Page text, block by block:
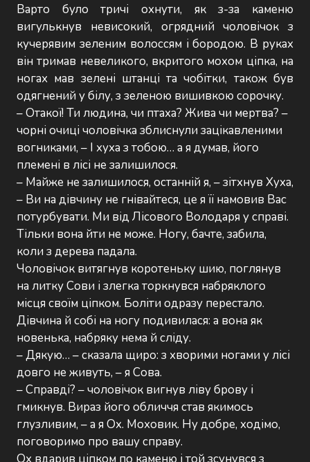
Варто було тричі охнути, як з-за каменю
вигулькнув невисокий, огрядний чоловічок з
кучерявим зеленим волоссям і бородою. В руках
він тримав невеликого, вкритого мохом ціпка, на
ногах мав зелені штанці та чобітки, також був
одягнений у білу, з зеленою вишивкою сорочку.
– Отакої! Ти людина, чи птаха? Жива чи мертва? –
чорні очиці чоловічка зблиснули зацікавленими
вогниками, – І хуха з тобою… а я думав, його
племені в лісі не залишилося.
– Майже не залишилося, останній я, – зітхнув Хуха,
– Ви на дівчину не гнівайтеся, це я її намовив Вас
потурбувати. Ми від Лісового Володаря у справі.
Тільки вона йти не може. Ногу, бачте, забила,
коли з дерева падала.
Чоловічок витягнув коротеньку шию, поглянув
на литку Сови і злегка торкнувся набряклого
місця своїм ціпком. Боліти одразу перестало.
Дівчина й собі на ногу подивилася: а вона як
новенька, набряку нема й сліду.
– Дякую… – сказала щиро: з хворими ногами у лісі
довго не живуть, – я Сова.
– Справді? – чоловічок вигнув ліву брову і
гмикнув. Вираз його обличчя став якимось
глузливим, – а я Ох. Моховик. Ну добре, ходімо,
поговоримо про вашу справу.
Ох вдарив ціпком по каменю і той зсунувся з